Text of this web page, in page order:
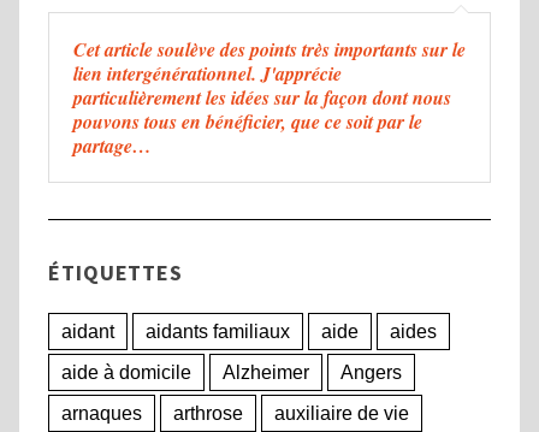
Cet article soulève des points très importants sur le
lien intergénérationnel. J'apprécie
particulièrement les idées sur la façon dont nous
pouvons tous en bénéficier, que ce soit par le
partage…
ÉTIQUETTES
aidant aidants familiaux aide
aides
aide à domicile
Alzheimer
Angers
arnaques
arthrose auxiliaire de vie